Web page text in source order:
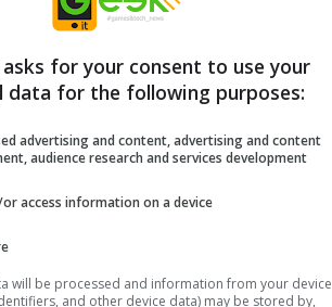
del gioco originale per offrire
infiltrarsi nel villaggio
Wesker per impadronirsi del
for your consent to use your
data for the following purposes:
advertising and content, advertising and content
audience research and services development
access information on a device
will be processed and information from your device
and other device data) may be stored by,